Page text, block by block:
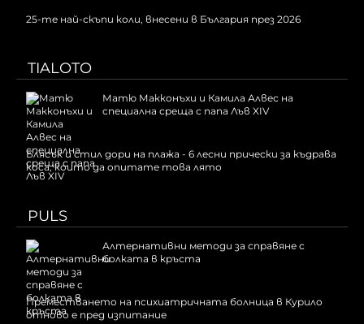
25-те най-скъпи коли, внесени в България през 2026
TIALOTO
Матю Макконъхи и Камила Алвес на
специална среща с папа Лъв XIV
Блясък и стил дори на плажа - 6 лесни прически за къдрава
коса, които да опитате това лято
PULS
Алтернативни методи за справяне с
болката в кръста
Преместването на психиатричната болница в Курило
отново е пред изпитание